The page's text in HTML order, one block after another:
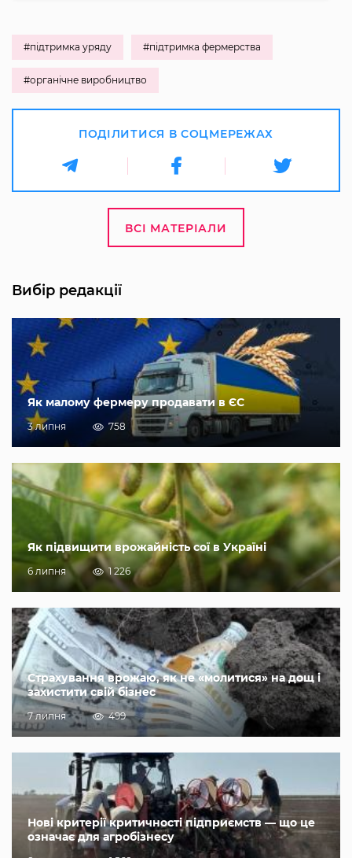
#підтримка уряду #підтримка фермерства
#органічне виробництво
ПОДІЛИТИСЯ В СОЦМЕРЕЖАХ
ВСІ МАТЕРІАЛИ
Вибір редакції
Як малому фермеру продавати в ЄС
3 липня 758
Як підвищити врожайність сої в Україні
6 липня 1 226
Страхування врожаю, як не «молитися» на дощ і
захистити свій бізнес
7 липня 499
Нові критерії критичності підприємств — що це
означає для агробізнесу